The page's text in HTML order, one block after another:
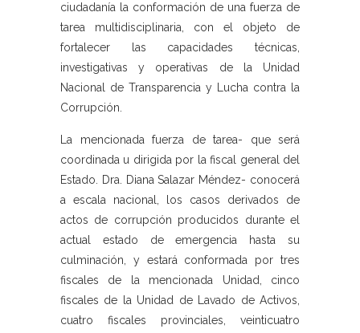
ciudadanía la conformación de una fuerza de
tarea multidisciplinaria, con el objeto de
fortalecer las capacidades técnicas,
investigativas y operativas de la Unidad
Nacional de Transparencia y Lucha contra la
Corrupción.
La mencionada fuerza de tarea- que será
coordinada u dirigida por la fiscal general del
Estado. Dra. Diana Salazar Méndez- conocerá
a escala nacional, los casos derivados de
actos de corrupción producidos durante el
actual estado de emergencia hasta su
culminación, y estará conformada por tres
fiscales de la mencionada Unidad, cinco
fiscales de la Unidad de Lavado de Activos,
cuatro fiscales provinciales, veinticuatro